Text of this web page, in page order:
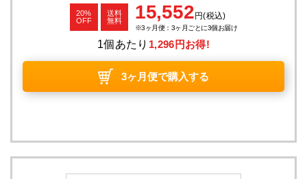
20%
OFF
送料
無料
15,552 円(税込)
3ヶ月便：3ヶ月ごとに3個お届け
1個あたり 1,296円お得!
3ヶ月便で購入する